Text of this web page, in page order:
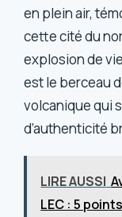
en plein air,
cette cité du
explosion de
est le berceau
volcanique qui
d’authenticité
LIRE AUSSI
LEC : 5